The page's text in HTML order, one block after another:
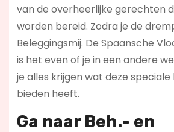
van de overheerlijke gerechten
worden bereid. Zodra je de
Beleggingsmij. De Spaansche
is het even of je in een andere
je alles krijgen wat deze speciale
bieden heeft.
Ga naar Beh.- en